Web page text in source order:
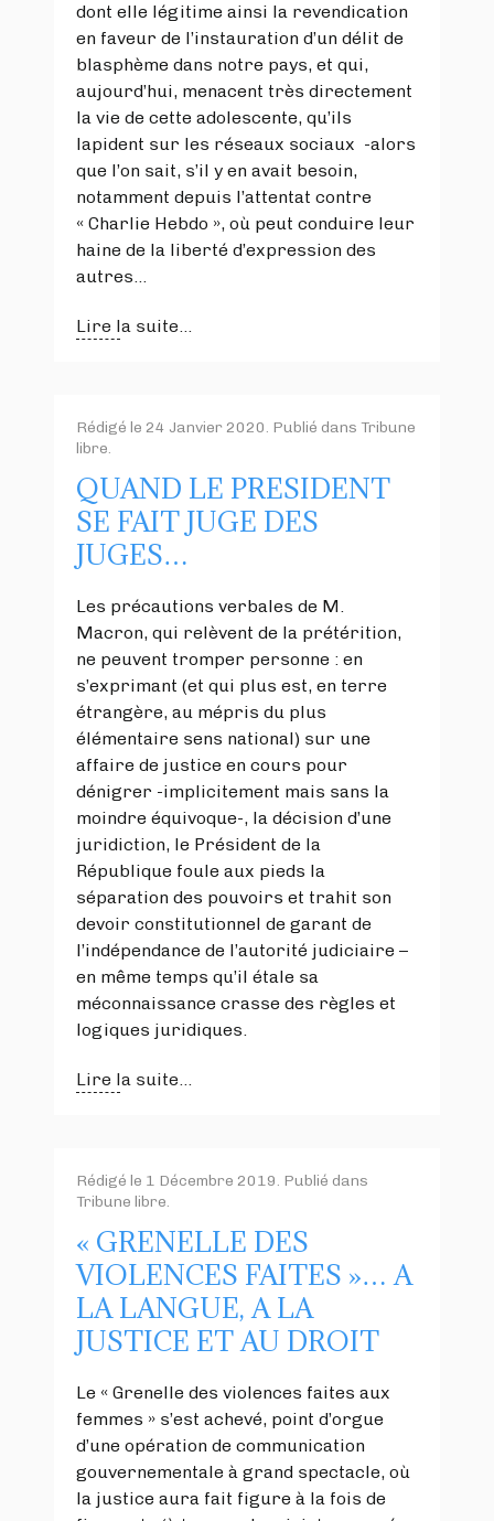
dont elle légitime ainsi la revendication
en faveur de l’instauration d’un délit de
blasphème dans notre pays, et qui,
aujourd’hui, menacent très directement
la vie de cette adolescente, qu’ils
lapident sur les réseaux sociaux -alors
que l’on sait, s’il y en avait besoin,
notamment depuis l’attentat contre
« Charlie Hebdo », où peut conduire leur
haine de la liberté d’expression des
autres…
Lire la suite...
Rédigé le 24 Janvier 2020. Publié dans Tribune
libre.
QUAND LE PRESIDENT
SE FAIT JUGE DES
JUGES…
Les précautions verbales de M.
Macron, qui relèvent de la prétérition,
ne peuvent tromper personne : en
s’exprimant (et qui plus est, en terre
étrangère, au mépris du plus
élémentaire sens national) sur une
affaire de justice en cours pour
dénigrer -implicitement mais sans la
moindre équivoque-, la décision d’une
juridiction, le Président de la
République foule aux pieds la
séparation des pouvoirs et trahit son
devoir constitutionnel de garant de
l’indépendance de l’autorité judiciaire –
en même temps qu’il étale sa
méconnaissance crasse des règles et
logiques juridiques.
Lire la suite...
Rédigé le 1 Décembre 2019. Publié dans
Tribune libre.
« GRENELLE DES
VIOLENCES FAITES »… A
LA LANGUE, A LA
JUSTICE ET AU DROIT
Le « Grenelle des violences faites aux
femmes » s’est achevé, point d’orgue
d’une opération de communication
gouvernementale à grand spectacle, où
la justice aura fait figure à la fois de